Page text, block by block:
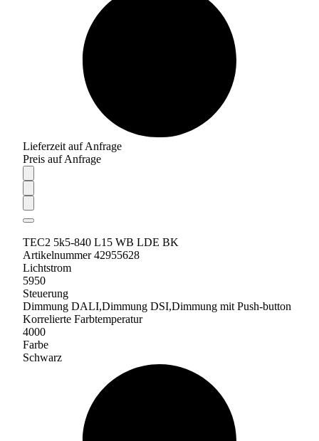
Lieferzeit auf Anfrage
Preis auf Anfrage
TEC2 5k5-840 L15 WB LDE BK
Artikelnummer 42955628
Lichtstrom
5950
Steuerung
Dimmung DALI,Dimmung DSI,Dimmung mit Push-button
Korrelierte Farbtemperatur
4000
Farbe
Schwarz